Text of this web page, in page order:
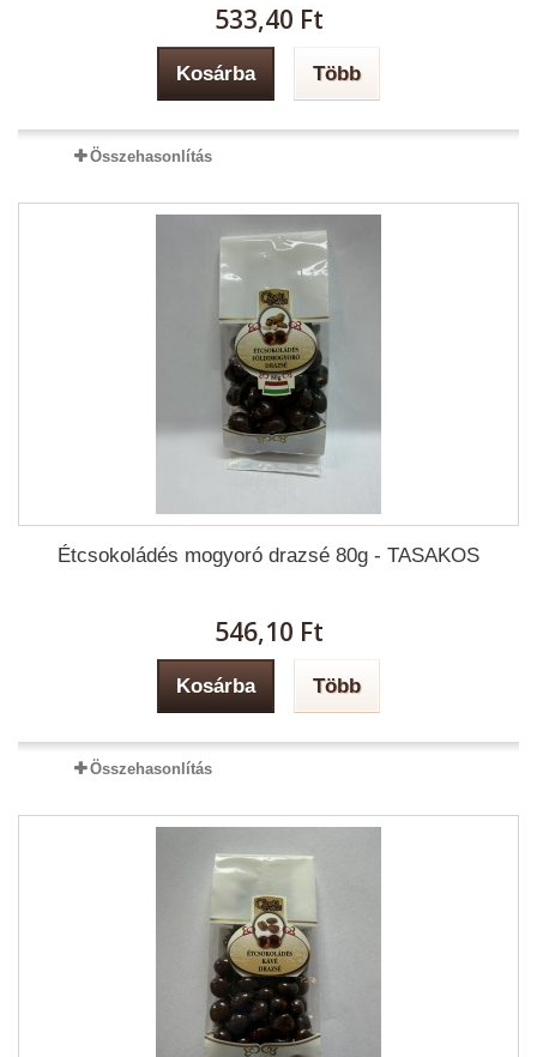
533,40 Ft‎
Kosárba Több
Összehasonlítás
Étcsokoládés mogyoró drazsé 80g - TASAKOS
546,10 Ft‎
Kosárba Több
Összehasonlítás